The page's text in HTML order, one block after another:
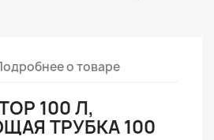
о товаре
100 Л,
ТРУБКА 100